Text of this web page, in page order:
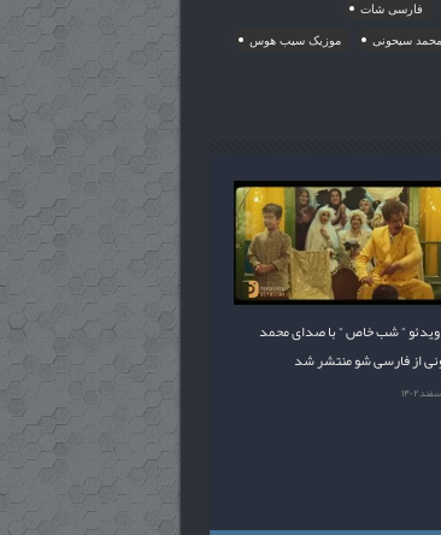
فارسی شات
محمد سیحونی موزیک سیب هوس
” شب خاص ” با صدای محمد
از فارسی شو منتشر شد